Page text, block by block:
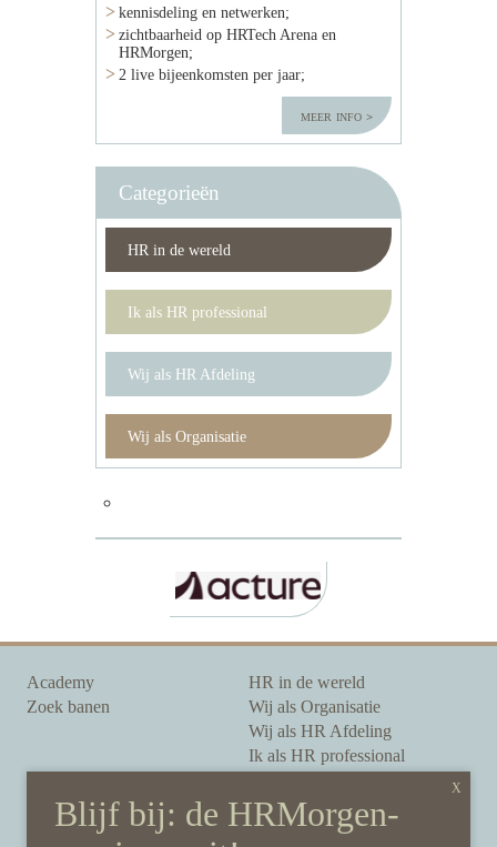
kennisdeling en netwerken;
zichtbaarheid op HRTech Arena en
HRMorgen;
2 live bijeenkomsten per jaar;
meer info
Categorieën
HR in de wereld
Ik als HR professional
Wij als HR Afdeling
Wij als Organisatie
Academy
Zoek banen
HR in de wereld
Wij als Organisatie
Wij als HR Afdeling
Ik als HR professional
Onze auteurs
Onze partners
Sponsoring